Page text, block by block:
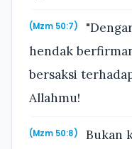
(Mzm 50:7)
hendak
bersaksi
Allahmu!
(Mzm 50:8)
Bukan